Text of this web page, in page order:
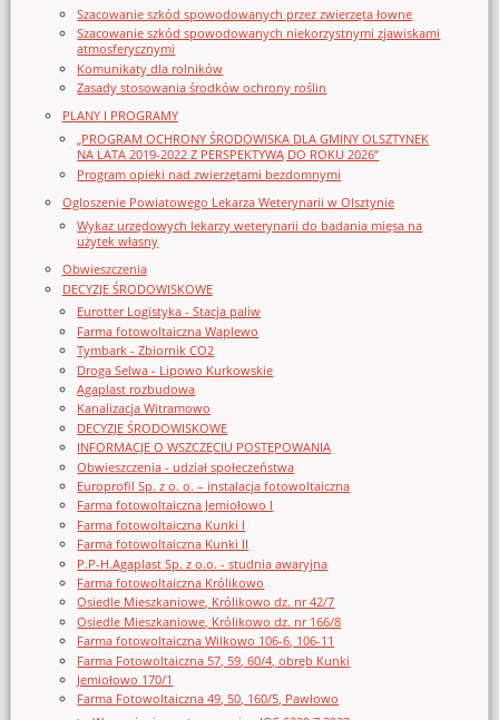
Szacowanie szkód spowodowanych przez zwierzęta łowne
Szacowanie szkód spowodowanych niekorzystnymi zjawiskami
atmosferycznymi
Komunikaty dla rolników
Zasady stosowania środków ochrony roślin
PLANY I PROGRAMY
„PROGRAM OCHRONY ŚRODOWISKA DLA GMINY OLSZTYNEK
NA LATA 2019-2022 Z PERSPEKTYWĄ DO ROKU 2026”
Program opieki nad zwierzętami bezdomnymi
Ogloszenie Powiatowego Lekarza Weterynarii w Olsztynie
Wykaz urzędowych lekarzy weterynarii do badania mięsa na
użytek własny
Obwieszczenia
DECYZJE ŚRODOWISKOWE
Eurotter Logistyka - Stacja paliw
Farma fotowoltaiczna Waplewo
Tymbark - Zbiornik CO2
Droga Selwa - Lipowo Kurkowskie
Agaplast rozbudowa
Kanalizacja Witramowo
DECYZJE ŚRODOWISKOWE
INFORMACJE O WSZCZĘCIU POSTĘPOWANIA
Obwieszczenia - udział społeczeństwa
Europrofil Sp. z o. o. – instalacja fotowoltaiczna
Farma fotowoltaiczna Jemiołowo I
Farma fotowoltaiczna Kunki I
Farma fotowoltaiczna Kunki II
P.P-H.Agaplast Sp. z o.o. - studnia awaryjna
Farma fotowoltaiczna Królikowo
Osiedle Mieszkaniowe, Królikowo dz. nr 42/7
Osiedle Mieszkaniowe, Królikowo dz. nr 166/8
Farma fotowoltaiczna Wilkowo 106-6, 106-11
Farma Fotowoltaiczna 57, 59, 60/4, obręb Kunki
Jemiołowo 170/1
Farma Fotowoltaiczna 49, 50, 160/5, Pawłowo